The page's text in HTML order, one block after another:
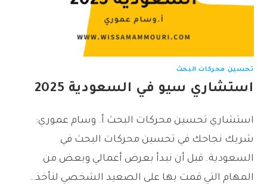
تحسين محركات البحث
استشاري سيو في السعودية 2025
استشاري تحسين محركات البحث أ. وسام عموري:
شريك نجاحك في تحسين محركات البحث في
السعودية. قبل أن نبدأ بعرض أعمالي وبعض من
المهام التي قمت بها على الصعيد الشخصي لنأخذ…